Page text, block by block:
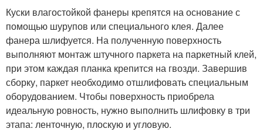
Куски влагостойкой фанеры крепятся на основание с
помощью шурупов или специального клея. Далее
фанера шлифуется. На полученную поверхность
выполняют монтаж штучного паркета на паркетный клей,
при этом каждая планка крепится на гвозди. Завершив
сборку, паркет необходимо отшлифовать специальным
оборудованием. Чтобы поверхность приобрела
идеальную ровность, нужно выполнить шлифовку в три
этапа: ленточную, плоскую и угловую.